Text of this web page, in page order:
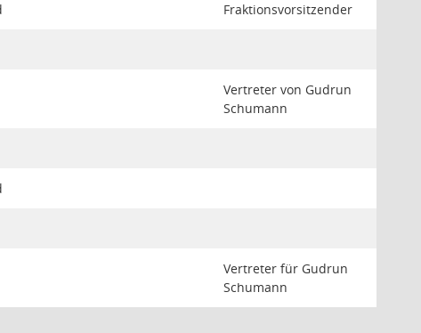
Fraktionsvorsitzender
Vertreter von Gudrun
Schumann
Vertreter für Gudrun
Schumann